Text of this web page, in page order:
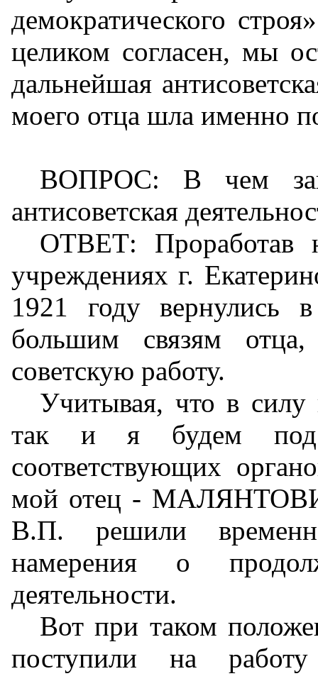
демократического
целиком согласен, мы
дальнейшая
моего отца шла именно
ВОПРОС: В чем
антисоветская
ОТВЕТ: Проработав
учреждениях г.
1921 году вернулись
большим связям
советскую работу.
Учитывая, что в
так и я будем под
соответствующих
мой отец -
В.П. решили
намерения о
деятельности.
Вот при таком
поступили на